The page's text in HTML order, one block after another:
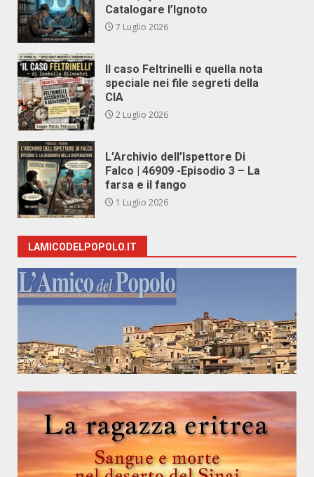
Catalogare l’Ignoto
7 Luglio 2026
Il caso Feltrinelli e quella nota
speciale nei file segreti della
CIA
2 Luglio 2026
L’Archivio dell’Ispettore Di
Falco | 46909 -Episodio 3 – La
farsa e il fango
1 Luglio 2026
LAMICODELPOPOLO.IT